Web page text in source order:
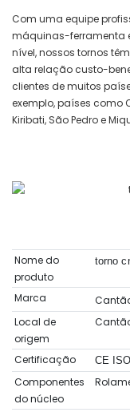
Com uma equipe
máquinas-ferramenta
nível, nossos tornos
alta relação custo-
clientes de muitos
exemplo, países como
Kiribati, São Pedro e
Nome do
produto
torno
Marca
Local de
origem
Certificação CE
Componentes
do núcleo